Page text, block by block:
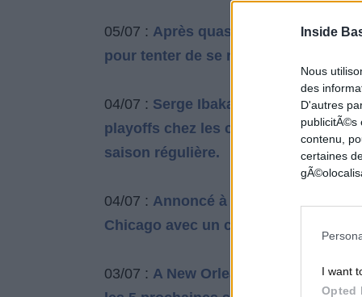
Inside
Nous
des
D'autres
publicitÃ©s
contenu,
certaines
I want
Opted
05/07 : Après quasiment deux
pour tenter de se relancer à Brooklyn.
04/07 : Serge Ibaka repart pour un
playoffs chez les champions 2021,
saison régulière.
04/07 : Annoncé à Dallas, le meneur
Chicago avec un contrat de 2,9
03/07 : A New Orleans, Zion